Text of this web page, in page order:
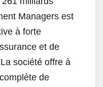
Managers est
à forte
et de
société offre à
de